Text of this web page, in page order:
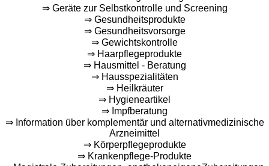
⇒ Geräte zur Selbstkontrolle und Screening
⇒ Gesundheitsprodukte
⇒ Gesundheitsvorsorge
⇒ Gewichtskontrolle
⇒ Haarpflegeprodukte
⇒ Hausmittel - Beratung
⇒ Hausspezialitäten
⇒ Heilkräuter
⇒ Hygieneartikel
⇒ Impfberatung
⇒ Information über komplementär und alternativmedizinische
Arzneimittel
⇒ Körperpflegeprodukte
⇒ Krankenpflege-Produkte